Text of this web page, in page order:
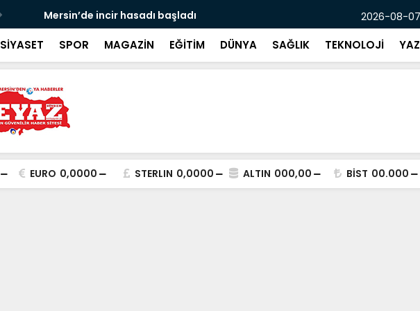
Mersin’de incir hasadı başladı Mersin’de
2026-08-
SİYASET SPOR MAGAZİN EĞİTİM DÜNYA SAĞLIK TEKNOLOJİ
EURO 0,0000 STERLIN 0,0000 ALTIN 000,00 BİST 00.000